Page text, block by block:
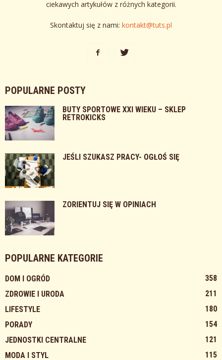
ciekawych artykułów z różnych kategorii.
Skontaktuj się z nami: kontakt@tuts.pl
POPULARNE POSTY
BUTY SPORTOWE XXI WIEKU – SKLEP
RETROKICKS
JEŚLI SZUKASZ PRACY- OGŁOŚ SIĘ
ZORIENTUJ SIĘ W OPINIACH
POPULARNE KATEGORIE
DOM I OGRÓD
358
ZDROWIE I URODA
211
LIFESTYLE
180
PORADY
154
JEDNOSTKI CENTRALNE
121
MODA I STYL
115